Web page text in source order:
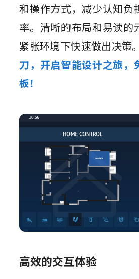
和操作方式，减少认知负
率。清晰的布局和易读的
紧张环境下快速做出决策。
刀，开启智能设计之旅，
板！
高效的交互体验